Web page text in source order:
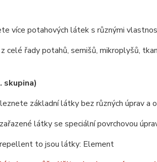
více potahových látek s různými
celé řady potahů, semišů, mikroplyšů,
skupina)
základní látky bez různých úprav
látky se speciální povrchovou
to jsou látky: Element